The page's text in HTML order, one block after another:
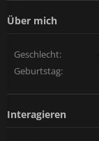
Über mich
Geschlecht:
Geburtstag:
Interagieren